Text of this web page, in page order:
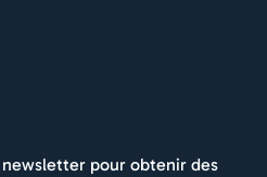
pour obtenir des